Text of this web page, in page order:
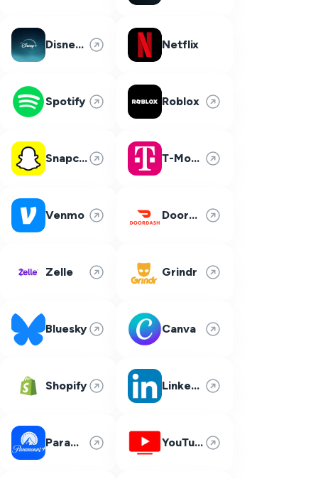
Disney Plus Netflix
Spotify Roblox
Snapchat T-Mobile
Venmo DoorDash
Zelle Grindr
Bluesky Canva
Shopify LinkedIn
Paramount Plus YouTube TV